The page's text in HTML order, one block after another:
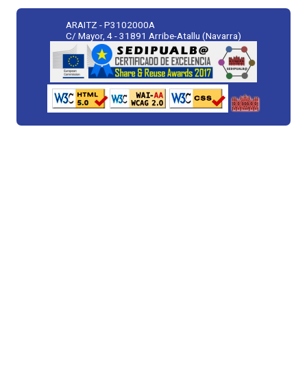
ARAITZ - P3102000A
C/ Mayor, 4 - 31891 Arribe-Atallu (Navarra)